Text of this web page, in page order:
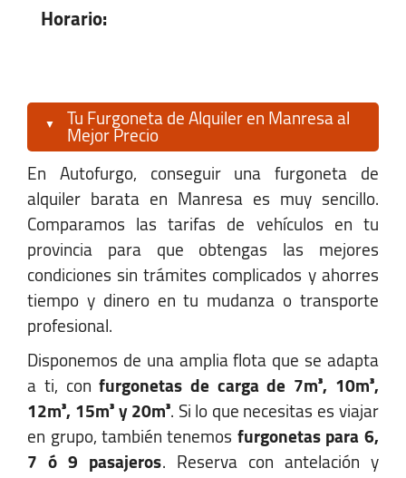
Horario:
Domingo:07:30 - 23:59
Badalona-Barcelona
Riera De Montalegre, 2(Makro P. Ind,
08916 Badalona,
Badalona, Barcelona 08915
+34 652 952 388
badalona@autofurgo.com
Ver Mapa
Tu Furgoneta de Alquiler en Manresa al
Mejor Precio
En Autofurgo, conseguir una furgoneta de
alquiler barata en Manresa es muy sencillo.
Comparamos las tarifas de vehículos en tu
provincia para que obtengas las mejores
condiciones sin trámites complicados y ahorres
tiempo y dinero en tu mudanza o transporte
profesional.
Disponemos de una amplia flota que se adapta
a ti, confurgonetas de carga de 7m³, 10m³,
12m³, 15m³ y 20m³. Si lo que necesitas es viajar
en grupo, también tenemosfurgonetas para 6,
7 ó 9 pasajeros. Reserva con antelación y